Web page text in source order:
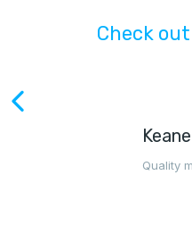
Check
Quality